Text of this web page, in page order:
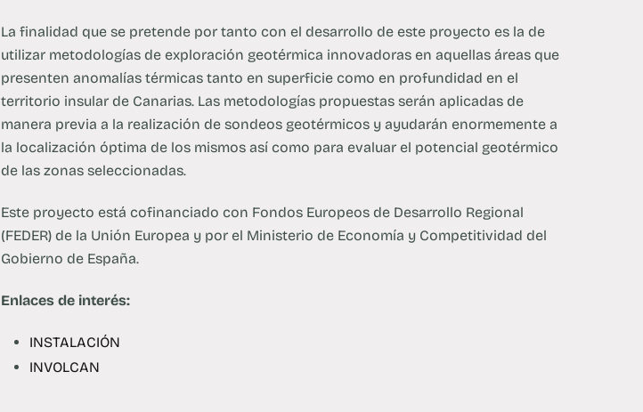
La finalidad que se pretende por tanto con el desarrollo de este proyecto es la de
utilizar metodologías de exploración geotérmica innovadoras en aquellas áreas que
presenten anomalías térmicas tanto en superficie como en profundidad en el
territorio insular de Canarias. Las metodologías propuestas serán aplicadas de
manera previa a la realización de sondeos geotérmicos y ayudarán enormemente a
la localización óptima de los mismos así como para evaluar el potencial geotérmico
de las zonas seleccionadas.
Este proyecto está cofinanciado con Fondos Europeos de Desarrollo Regional
(FEDER) de la Unión Europea y por el Ministerio de Economía y Competitividad del
Gobierno de España.
Enlaces de interés:
INSTALACIÓN
INVOLCAN